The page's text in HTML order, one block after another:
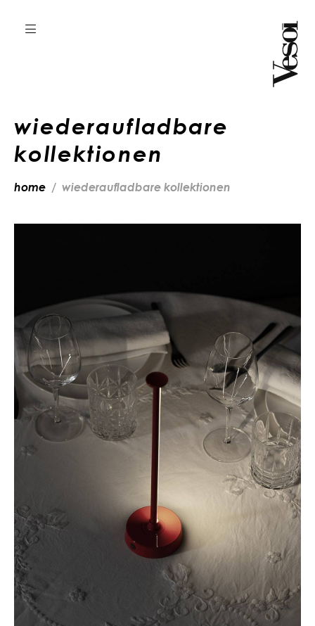
wiederaufladbare
kollektionen
home wiederaufladbare kollektionen